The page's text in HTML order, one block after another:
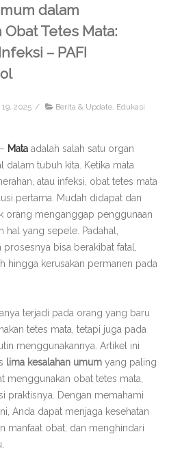
dalam
Tetes Mata:
– PAFI
2025 / Berita & Update Edukasi
– Mata adalah salah satu organ
dalam tubuh kita. Ketika mata
atau infeksi, obat tetes mata
pertama. Mudah didapat dan
orang menganggap penggunaan
hal yang sepele. Padahal,
bisa berakibat fatal,
hingga kerusakan permanen pada
terjadi pada orang yang baru
tetes mata, tetapi juga pada
menggunakannya. Artikel ini
lima kesalahan umum yang paling
menggunakan obat tetes mata,
praktisnya. Dengan memahami
Anda dapat menjaga kesehatan
manfaat obat, dan menghindari